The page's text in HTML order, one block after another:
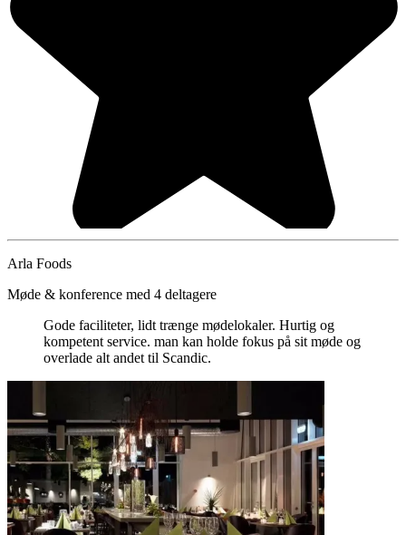
Arla Foods
Møde & konference med 4 deltagere
Gode faciliteter, lidt trænge mødelokaler. Hurtig og
kompetent service. man kan holde fokus på sit møde og
overlade alt andet til Scandic.